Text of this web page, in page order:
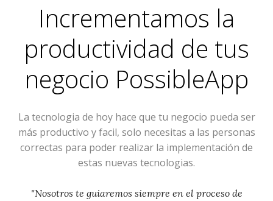
Incrementamos la
productividad de tus
negocio PossibleApp
La tecnologia de hoy hace que tu negocio pueda ser
más productivo y facil, solo necesitas a las personas
correctas para poder realizar la implementación de
estas nuevas tecnologias.
"Nosotros te guiaremos siempre en el proceso de